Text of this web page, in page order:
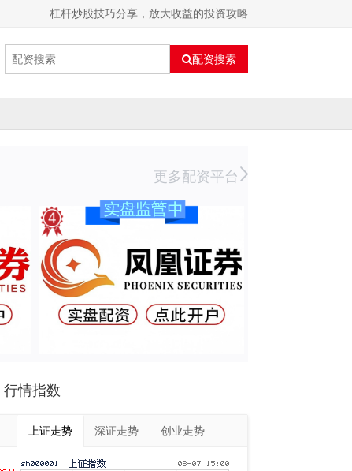
杠杆炒股技巧分享，放大收益的投资攻略
配资搜索
更多配资平台
行情指数
上证走势 深证走势 创业走势